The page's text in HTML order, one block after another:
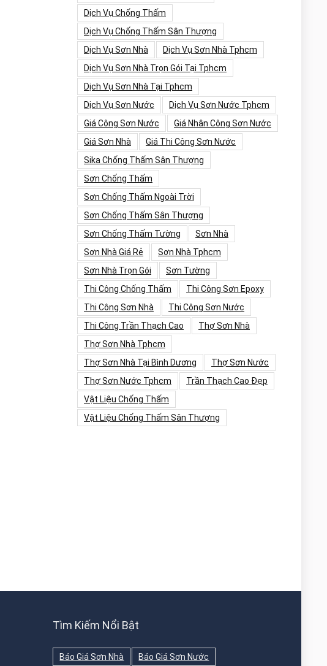
Dịch Vụ Chống Thấm
Dịch Vụ Chống Thấm Sân Thượng
Dịch Vụ Sơn Nhà
Dịch Vụ Sơn Nhà Tphcm
Dịch Vụ Sơn Nhà Trọn Gói Tại Tphcm
Dịch Vụ Sơn Nhà Tại Tphcm
Dịch Vụ Sơn Nước
Dịch Vụ Sơn Nước Tphcm
Giá Công Sơn Nước
Giá Nhân Công Sơn Nước
Giá Sơn Nhà
Giá Thi Công Sơn Nước
Sika Chống Thấm Sân Thượng
Sơn Chống Thấm
Sơn Chống Thấm Ngoài Trời
Sơn Chống Thấm Sân Thượng
Sơn Chống Thấm Tường
Sơn Nhà
Sơn Nhà Giá Rẻ
Sơn Nhà Tphcm
Sơn Nhà Trọn Gói
Sơn Tường
Thi Công Chống Thấm
Thi Công Sơn Epoxy
Thi Công Sơn Nhà
Thi Công Sơn Nước
Thi Công Trần Thạch Cao
Thợ Sơn Nhà
Thợ Sơn Nhà Tphcm
Thợ Sơn Nhà Tại Bình Dương
Thợ Sơn Nước
Thợ Sơn Nước Tphcm
Trần Thạch Cao Đẹp
Vật Liệu Chống Thấm
Vật Liệu Chống Thấm Sân Thượng
Tìm Kiếm Nổi Bật
Báo Giá Sơn Nhà Báo Giá Sơn Nước